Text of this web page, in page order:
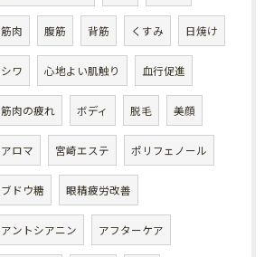
筋肉 腹筋 背筋 くすみ 日焼け
シワ 心地よい肌触り 血行促進
筋肉の疲れ ボディ 脱毛 美顔
アロマ 宮崎エステ ポリフェノール
ブドウ糖 眼精疲労改善
アントシアニン アフターケア